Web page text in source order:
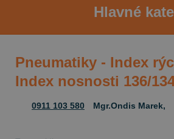
Hlavné
Pneumatiky - Index
Index nosnosti 136/
0911 103 580 Mgr.Ondis Marek,